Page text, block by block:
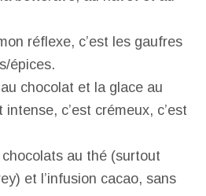
réflexe, c’est les gaufres
épices.
chocolat et la glace au
intense, c’est crémeux, c’est
chocolats au thé (surtout
et l’infusion cacao, sans